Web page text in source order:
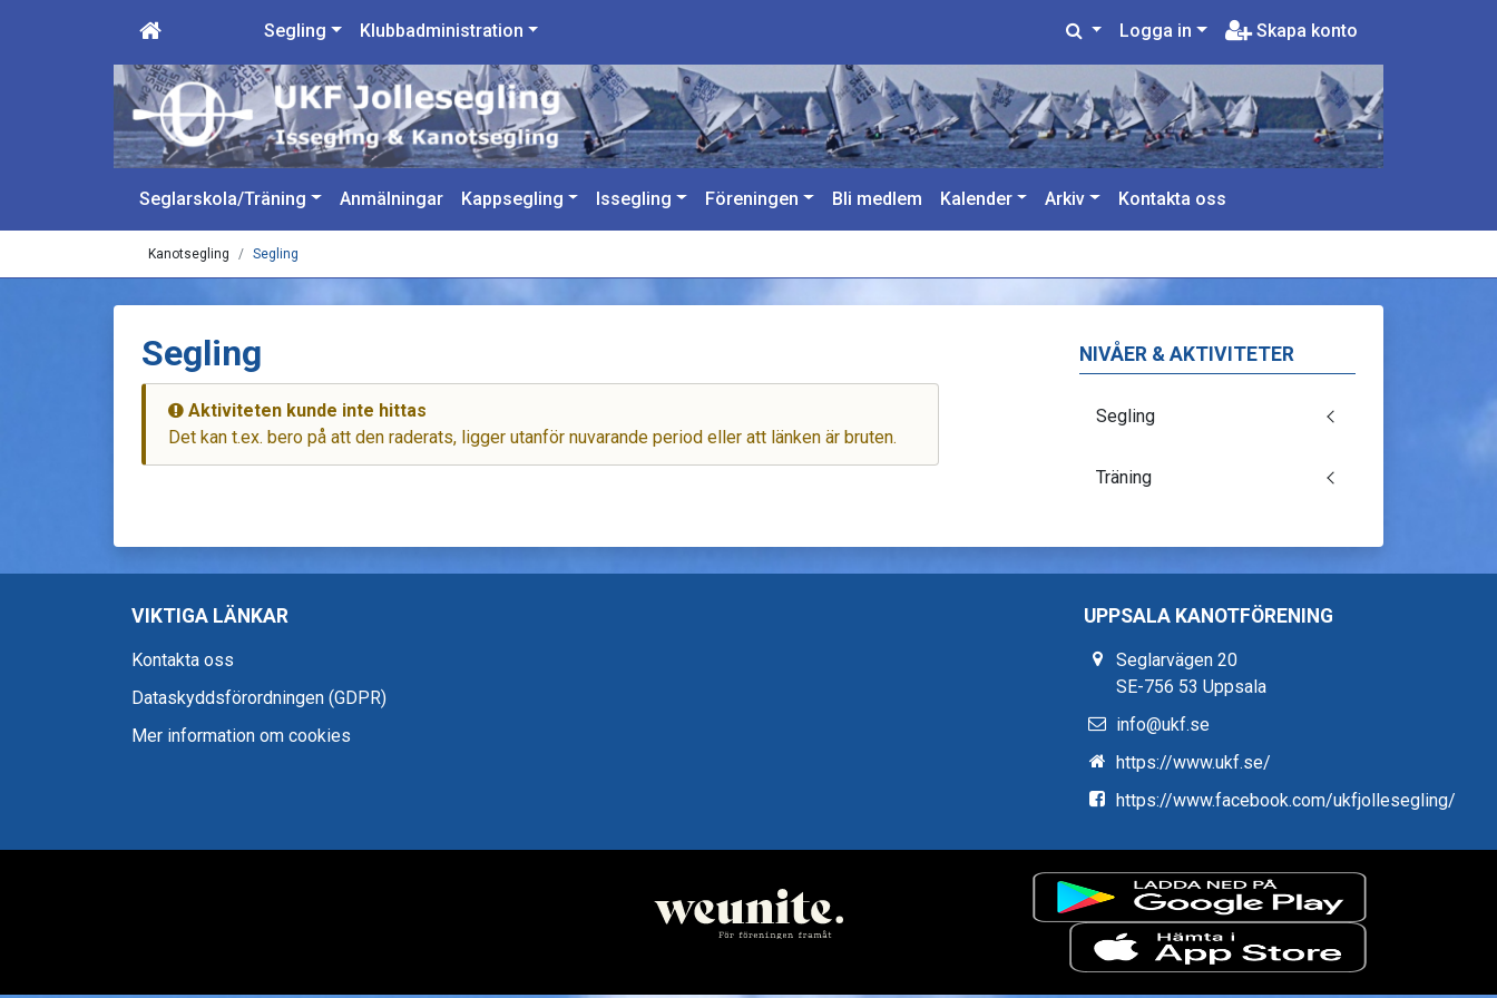
Segling Klubbadministration Logga in Skapa konto
Seglarskola/Träning Anmälningar Kappsegling Issegling Föreningen Bli medlem Kalender Arkiv Kontakta oss
Kanotsegling Segling
Segling
Aktiviteten kunde inte hittas
Det kan t.ex. bero på att den raderats, ligger utanför nuvarande period eller att länken är bruten.
NIVÅER & AKTIVITETER
Segling
Träning
VIKTIGA LÄNKAR
Kontakta oss
Dataskyddsförordningen (GDPR)
Mer information om cookies
UPPSALA KANOTFÖRENING
Seglarvägen 20
SE-756 53 Uppsala
info@ukf.se
https://www.ukf.se/
https://www.facebook.com/ukfjollesegling/